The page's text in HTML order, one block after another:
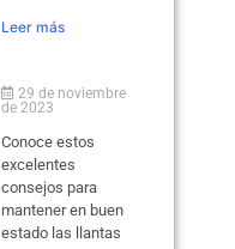
Leer más
29 de noviembre
de 2023
Conoce estos
excelentes
consejos para
mantener en buen
estado las llantas